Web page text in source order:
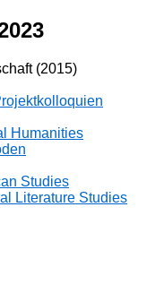
(2015)
Humanities
Studies
Literature Studies